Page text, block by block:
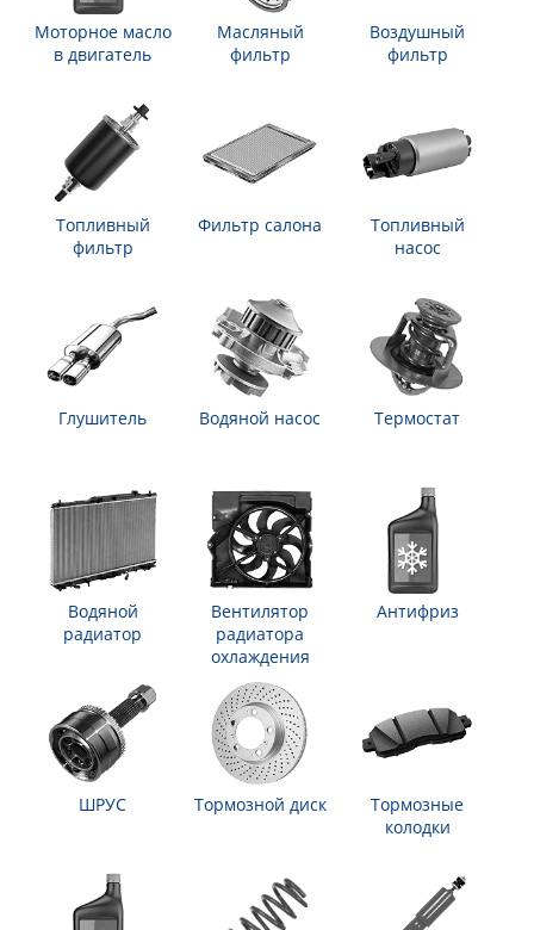
Моторное масло
в двигатель
Масляный
фильтр
Воздушный
фильтр
Топливный
фильтр
Фильтр салона
Топливный
насос
Глушитель Водяной насос Термостат
Водяной
радиатор
Вентилятор
радиатора
охлаждения
Антифриз
ШРУС Тормозной диск
Тормозные
колодки